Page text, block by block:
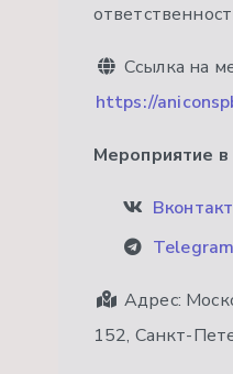
Ссылка на
https://
Мероприятие в
Telegram
Адрес:
152, Санкт-